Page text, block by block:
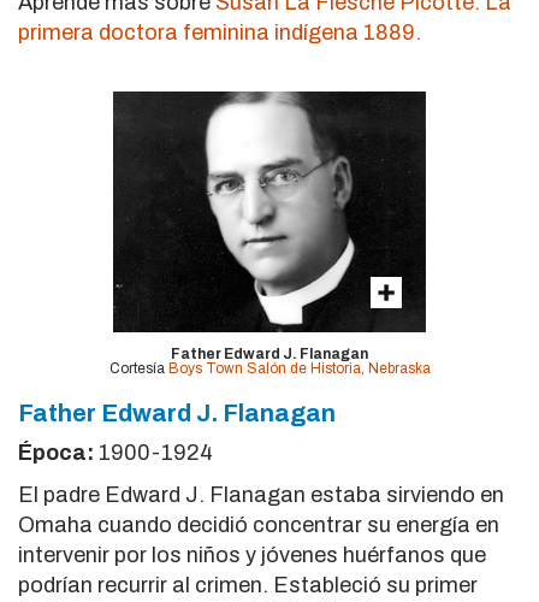
primera doctora feminina indígena 1889.
Father Edward J. Flanagan
Cortesía Boys Town Salón de Historia, Nebraska
Father Edward J. Flanagan
Época: 1900-1924
El padre Edward J. Flanagan estaba sirviendo en
Omaha cuando decidió concentrar su energía en
intervenir por los niños y jóvenes huérfanos que
podrían recurrir al crimen. Estableció su primer